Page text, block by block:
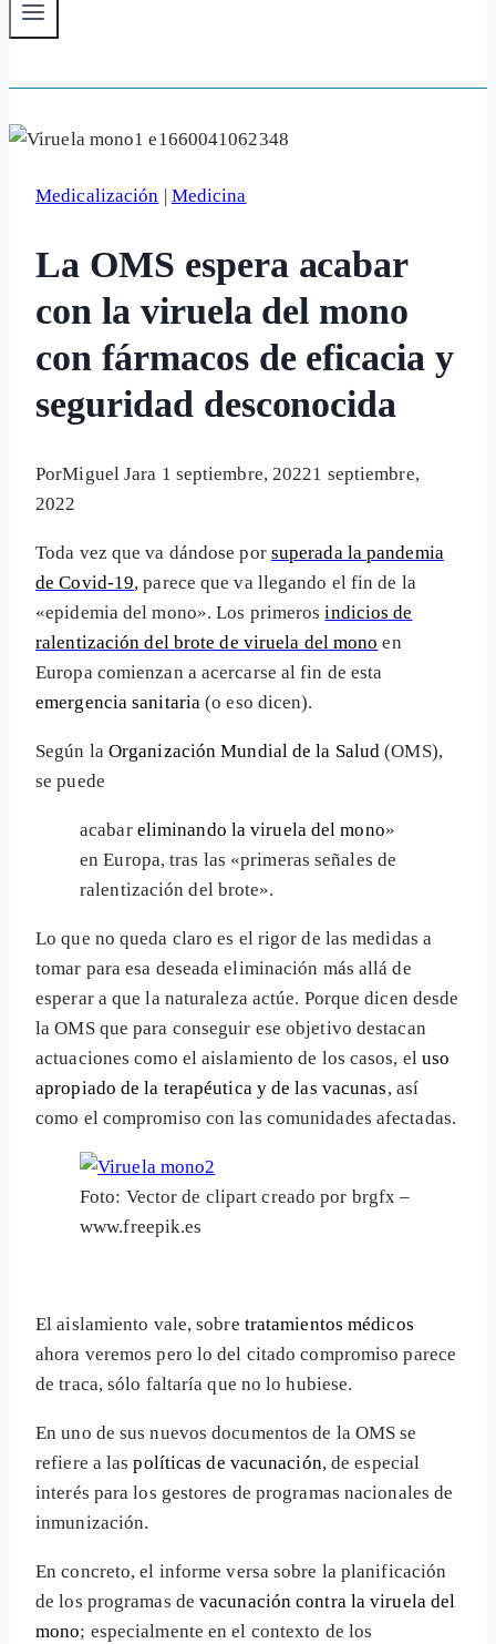
Medicalización | Medicina
La OMS espera acabar
con la viruela del mono
con fármacos de eficacia y
seguridad desconocida
PorMiguel Jara 1 septiembre, 20221 septiembre,
2022
Toda vez que va dándose por superada la pandemia
de Covid-19, parece que va llegando el fin de la
«epidemia del mono». Los primerosindicios de
ralentización del brote de viruela del mono en
Europa comienzan a acercarse al fin de esta
emergencia sanitaria (o eso dicen).
Según la Organización Mundial de la Salud (OMS),
se puede
acabar eliminando la viruela del mono»
en Europa, tras las «primeras señales de
ralentización del brote».
Lo que no queda claro es el rigor de las medidas a
tomar para esa deseada eliminación más allá de
esperar a que la naturaleza actúe. Porque dicen desde
la OMS que para conseguir ese objetivo destacan
actuaciones como el aislamiento de los casos, el uso
apropiado de la terapéutica y de las vacunas, así
como el compromiso con las comunidades afectadas.
Foto: Vector de clipart creado por brgfx –
www.freepik.es
El aislamiento vale, sobre tratamientos médicos
ahora veremos pero lo del citado compromiso parece
de traca, sólo faltaría que no lo hubiese.
En uno de sus nuevos documentos de la OMS se
refiere a laspolíticas de vacunación, de especial
interés para los gestores de programas nacionales de
inmunización.
En concreto, el informe versa sobre la planificación
de los programas devacunación contra la viruela del
mono; especialmente en el contexto de los